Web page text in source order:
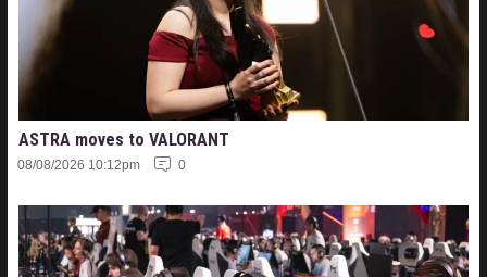
ASTRA moves to VALORANT
08/08/2026 10:12pm 0